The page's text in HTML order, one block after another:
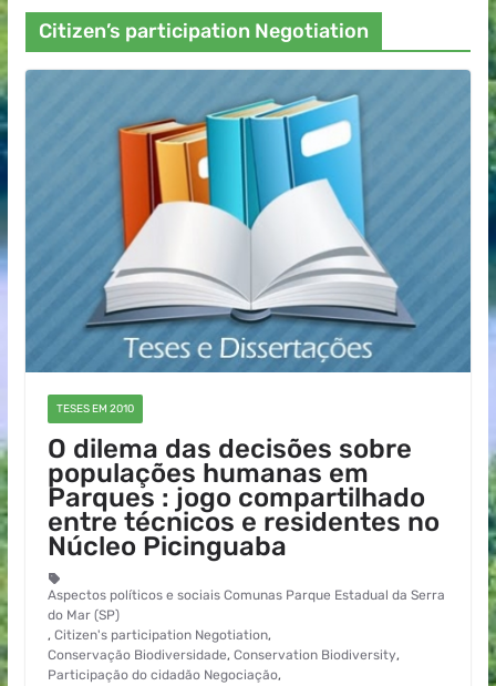
Citizen’s participation Negotiation
TESES EM 2010
O dilema das decisões sobre
populações humanas em
Parques : jogo compartilhado
entre técnicos e residentes no
Núcleo Picinguaba
Aspectos políticos e sociais Comunas Parque Estadual da Serra
do Mar (SP)
, Citizen's participation Negotiation,
Conservação Biodiversidade, Conservation Biodiversity,
Participação do cidadão Negociação,